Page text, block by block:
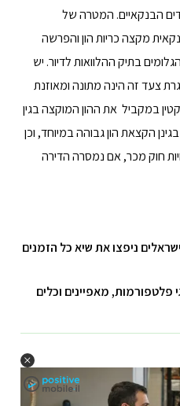
הבנקאיים. המטרה של
מקצה כריות הון והפרשה
בתיק ההלוואות לדיור. יש
צעד זה הינה מתונה ומאוזנת
במקביל את ההון המוקצה בגין
הקצאת הון גבוהה במיוחד, וכן
חוק מכר, אם נמסרה הדירה
ניפצו את שיא כל הזמנים
מאפיינים וכלים